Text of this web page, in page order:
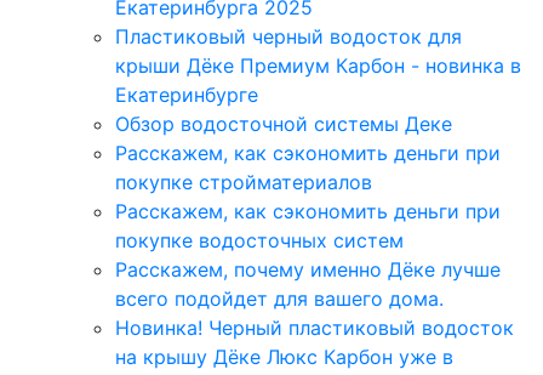
Екатеринбурга 2025
Пластиковый черный водосток для
крыши Дёке Премиум Карбон - новинка в
Екатеринбурге
Обзор водосточной системы Деке
Расскажем, как сэкономить деньги при
покупке стройматериалов
Расскажем, как сэкономить деньги при
покупке водосточных систем
Расскажем, почему именно Дёке лучше
всего подойдет для вашего дома.
Новинка! Черный пластиковый водосток
на крышу Дёке Люкс Карбон уже в